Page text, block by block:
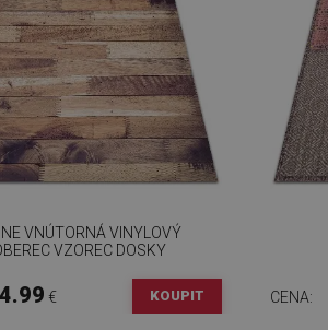
VNÚTORNÁ VINYLOVÝ
VZOREC DOSKY
€ KOUPIT CENA: